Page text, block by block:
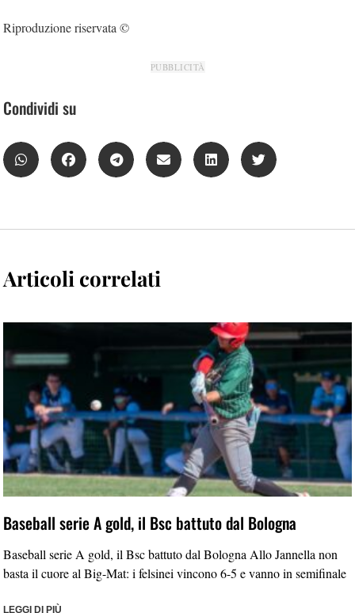
Riproduzione riservata ©
PUBBLICITÀ
Condividi su
Articoli correlati
Baseball serie A gold, il Bsc battuto dal Bologna
Baseball serie A gold, il Bsc battuto dal Bologna Allo Jannella non
basta il cuore al Big-Mat: i felsinei vincono 6-5 e vanno in semifinale
LEGGI DI PIÙ